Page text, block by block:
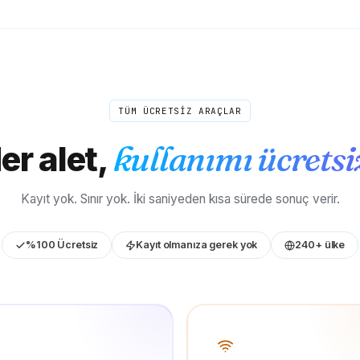
TÜM ÜCRETSİZ ARAÇLAR
alet,kullanımı
Kayıt yok. Sınır yok. İki saniyeden kısa sürede sonuç verir.
%100 Ücretsiz Kayıt olmanıza gerek yok 240+ ülke